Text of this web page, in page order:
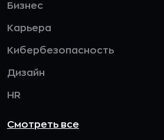
Бизнес
Карьера
Кибербезопасность
Дизайн
HR
Смотреть все